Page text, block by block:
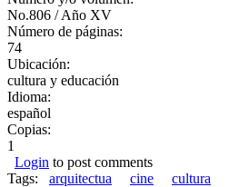
No.806 / Año XV
Número de páginas:
74
Ubicación:
cultura y educación
Idioma:
español
Copias:
1
Login to post comments
Tags:
arquitectua cine cultura